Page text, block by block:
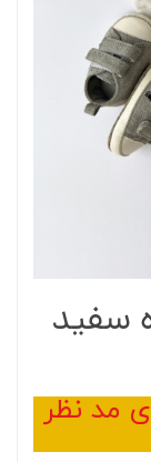
سفید
مد نظر